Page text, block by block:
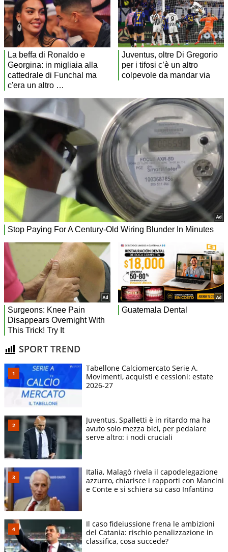
SPORT TREND
Tabellone Calciomercato Serie A.
Movimenti, acquisti e cessioni: estate
2026-27
Juventus, Spalletti è in ritardo ma ha
avuto solo mezza bici, per pedalare
serve altro: i nodi cruciali
Italia, Malagò rivela il capodelegazione
azzurro, chiarisce i rapporti con Mancini
e Conte e si schiera su caso Infantino
Il caso fideiussione frena le ambizioni
del Catania: rischio penalizzazione in
classifica, cosa succede?